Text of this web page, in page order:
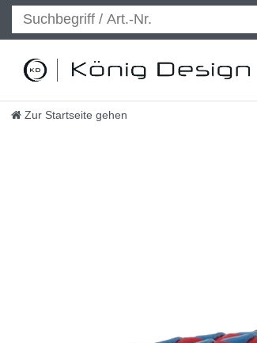
Zur Startseite gehen